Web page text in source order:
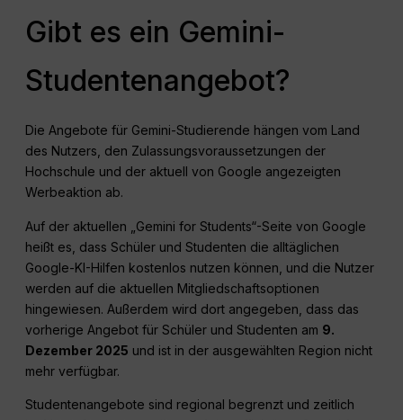
Gibt es ein Gemini-
Studentenangebot?
Die Angebote für Gemini-Studierende hängen vom Land
des Nutzers, den Zulassungsvoraussetzungen der
Hochschule und der aktuell von Google angezeigten
Werbeaktion ab.
Auf der aktuellen „Gemini for Students“-Seite von Google
heißt es, dass Schüler und Studenten die alltäglichen
Google-KI-Hilfen kostenlos nutzen können, und die Nutzer
werden auf die aktuellen Mitgliedschaftsoptionen
hingewiesen. Außerdem wird dort angegeben, dass das
vorherige Angebot für Schüler und Studenten am 9.
Dezember 2025 und ist in der ausgewählten Region nicht
mehr verfügbar.
Studentenangebote sind regional begrenzt und zeitlich